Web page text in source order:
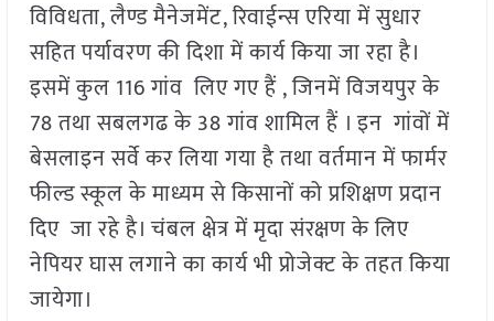
विविधता, लैण्ड मैनेजमेंट, रिवाईन्स एरिया में सुधार
सहित पर्यावरण की दिशा में कार्य किया जा रहा है।
इसमें कुल 116 गांव लिए गए हैं , जिनमें विजयपुर के
78 तथा सबलगढ के 38 गांव शामिल हैं । इन गांवों में
बेसलाइन सर्वे कर लिया गया है तथा वर्तमान में फार्मर
फील्ड स्कूल के माध्यम से किसानों को प्रशिक्षण प्रदान
दिए जा रहे है। चंबल क्षेत्र में मृदा संरक्षण के लिए
नेपियर घास लगाने का कार्य भी प्रोजेक्ट के तहत किया
जायेगा।